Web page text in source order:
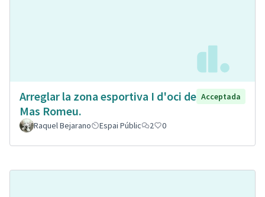
Arreglar la zona esportiva I d'oci de
Mas Romeu.
Acceptada
Raquel Bejarano Espai Públic 2 0